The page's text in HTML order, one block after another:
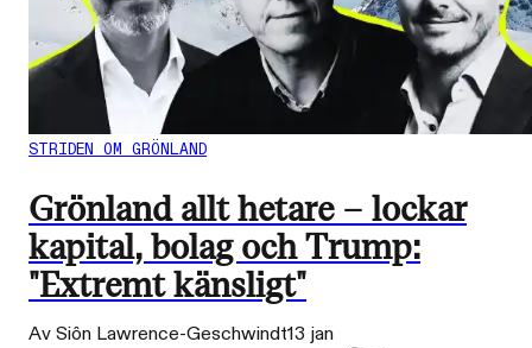
STRIDEN OM GRÖNLAND
Grönland allt hetare – lockar
kapital, bolag och Trump:
"Extremt känsligt"
Av Siôn Lawrence-Geschwindt13 jan